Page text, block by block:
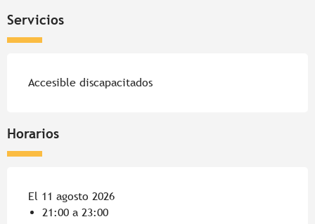
Servicios
Accesible discapacitados
Horarios
El 11 agosto 2026
21:00 a 23:00